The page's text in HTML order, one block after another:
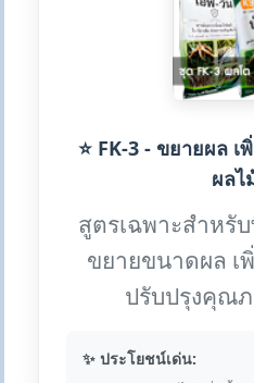
⭐ FK-3 - ขยายผล
ผลไ
สูตรเฉพาะสำหรั
ขยายขนาดผล เ
ปรับปรุงคุณ
✨ ประโยชน์เด่น: